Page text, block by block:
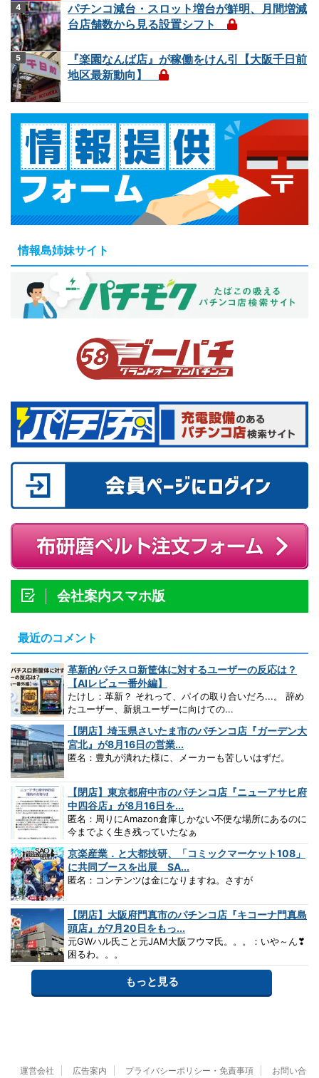
パチンコ減台・スロット増台が鮮明、月間増減
台店舗数から見る設置シフト
『楽園なんば店』が稼働をけん引【大阪千日前
地区最新動向】
情報島姉妹サイト
会社案内スマホ版
最近のコメント
革新的パチスロ新筐体に対するユーザーの反応は？
【AIレビュー番外編】
たけし：革新？ それって、パイの取り合いだろ...。 辞め
たユーザー、新規ユーザーに向けての...
【閉店】埼玉県さいたま市のパチンコ店『ガーデン大
宮北』が8月16日の営業...
匿名：豊丸が潰れた様に、メーカーも苦しいはずだ。
【閉店】東京都府中市のパチンコ店『ニューアサヒ府
中四谷店』が8月16日を...
匿名：周りにAmazon倉庫しかない不便な場所にあるのに
今までよく生き残っていたなぁ
京楽産業．と大都技研、「コミックマーケット108」
に共同ブースを出展 SA...
匿名：コンテンツは金になりますね。さすが
【閉店】大阪府門真市のパチンコ店『キコーナ門真島
頭店』が7月20日をもっ...
元GWハル氏こと元JAM大阪フウマ氏。。。：いや～ん❣
困るわ。。。
もっと見る
運営会社 広告案内 プライバシーポリシー・免責事項 お問い合